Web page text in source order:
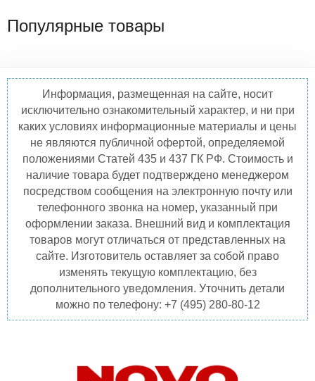
Популярные товары
Информация, размещенная на сайте, носит
исключительно ознакомительный характер, и ни при
каких условиях информационные материалы и цены
не являются публичной офертой, определяемой
положениями Статей 435 и 437 ГК РФ. Стоимость и
наличие товара будет подтверждено менеджером
посредством сообщения на электронную почту или
телефонного звонка на номер, указанный при
оформлении заказа. Внешний вид и комплектация
товаров могут отличаться от представленных на
сайте. Изготовитель оставляет за собой право
изменять текущую комплектацию, без
дополнительного уведомления. Уточнить детали
можно по телефону: +7 (495) 280-80-12